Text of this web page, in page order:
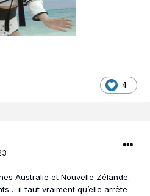
4
Australie et Nouvelle Zélande.
il faut vraiment qu’elle arrête